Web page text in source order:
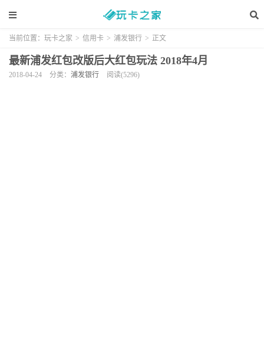
当前位置： 玩卡之家 > 信用卡 > 浦发银行 > 正文
最新浦发红包改版后大红包玩法 2018年4月
2018-04-24 分类： 浦发银行 阅读(5296)